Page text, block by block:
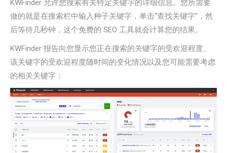
KWFinder 允许您搜索有关特定关键字的详细信息。您所需要
做的就是在搜索栏中输入种子关键字，单击“查找关键字”，然
后等待几秒钟，这个免费的 SEO 工具就会计算您的结果。
KWFinder 报告向您显示您正在搜索的关键字的受欢迎程度、
该关键字的受欢迎程度随时间的变化情况以及您可能需要考虑
的相关关键字：